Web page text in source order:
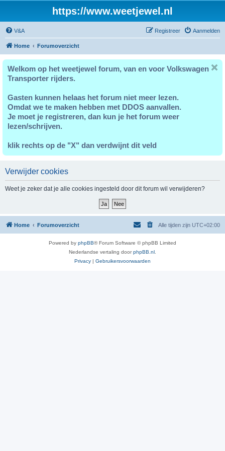
https://www.weetjewel.nl
V&A Aanmelden
Registreer
Home Forumoverzicht
Welkom op het weetjewel forum, van en voor Volkswagen
Transporter rijders.
Gasten kunnen helaas het forum niet meer lezen.
Omdat we te maken hebben met DDOS aanvallen.
Je moet je registreren, dan kun je het forum weer
lezen/schrijven.
klik rechts op de "X" dan verdwijnt dit veld
Verwijder cookies
Weet je zeker dat je alle cookies ingesteld door dit forum wil verwijderen?
Home Forumoverzicht Alle tijden zijn UTC+02:00
Powered by phpBB® Forum Software © phpBB Limited
Nederlandse vertaling doorphpBB.nl
Privacy | Gebruikersvoorwaarden